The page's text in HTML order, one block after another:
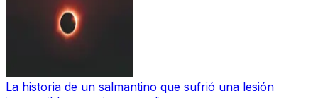
La historia de un salmantino que sufrió una lesión